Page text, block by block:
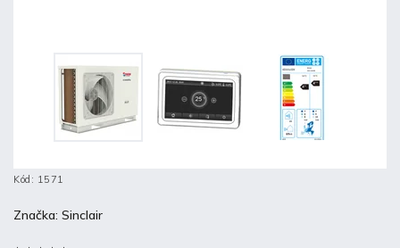
Kód: 1571
Značka: Sinclair